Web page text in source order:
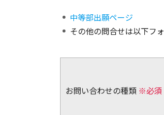
中等部出願ページ
その他の問合せは以下フ
お問い合わせの種類 ※必須